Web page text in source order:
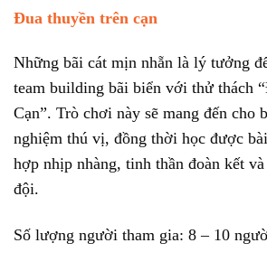
Đua thuyền trên cạn
Những bãi cát mịn nhẵn là lý tưởng
team building bãi biển với thử thách
Cạn”. Trò chơi này sẽ mang đến cho
nghiệm thú vị, đồng thời học được
hợp nhịp nhàng, tinh thần đoàn kết
đội.
Số lượng người tham gia: 8 – 10